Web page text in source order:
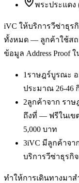
พระประแดง
iVC ให้บริการวีซ่าธุร
ทั้งหมด — ลูกค้าใช้สถ
ข้อมูล Address Proof
1ราษฎร์บูรณะ อ
ประมาณ 26-46
2ลูกค้าจาก ราษ
ถึงที่ — ฟรีในเข
5,000 บาท
3iVC มีลูกค้าจา
บริการวีซ่าธุรกิ
ทำให้การเดินทางมาส